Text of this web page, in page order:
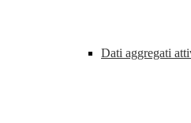
Dati aggregati